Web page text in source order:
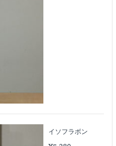
イソフラボン